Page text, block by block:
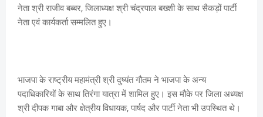
नेता श्री राजीव बब्बर, जिलाध्यक्ष श्री चंद्रपाल बख्शी के साथ सैकड़ों पार्टी
नेता एवं कार्यकर्ता सम्मलित हुए।
भाजपा के राष्ट्रीय महामंत्री श्री दुष्यंत गौतम ने भाजपा के अन्य
पदाधिकारियों के साथ तिरंगा यात्रा में शामिल हुए। इस मौके पर जिला अध्यक्ष
श्री दीपक गाबा और क्षेत्रीय विधायक, पार्षद और पार्टी नेता भी उपस्थित थे।